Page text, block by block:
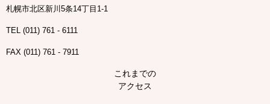
札幌市北区新川5条14丁目1-1
TEL (011) 761 - 6111
FAX (011) 761 - 7911
これまでの
アクセス